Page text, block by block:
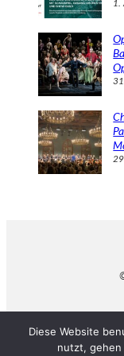
1.
Diese Website
nutzt, gehen